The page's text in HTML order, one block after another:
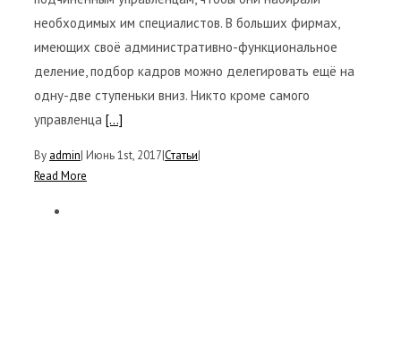
необходимых им специалистов. В больших фирмах,
имеющих своё административно-функциональное
деление, подбор кадров можно делегировать ещё на
одну-две ступеньки вниз. Никто кроме самого
управленца [...]
By admin Июнь 1st, 2017 Статьи
Read More